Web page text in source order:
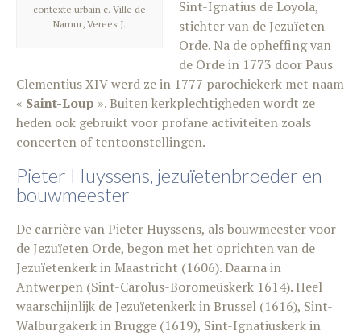
contexte urbain c. Ville de
Namur, Verees J.
Sint-Ignatius de Loyola,
stichter van de Jezuïeten
Orde. Na de opheffing van
de Orde in 1773 door Paus
Clementius XIV werd ze in 1777 parochiekerk met naam
« Saint-Loup ». Buiten kerkplechtigheden wordt ze
heden ook gebruikt voor profane activiteiten zoals
concerten of tentoonstellingen.
Pieter Huyssens, jezuïetenbroeder en
bouwmeester
De carrière van Pieter Huyssens, als bouwmeester voor
de Jezuïeten Orde, begon met het oprichten van de
Jezuïetenkerk in Maastricht (1606). Daarna in
Antwerpen (Sint-Carolus-Boromeüskerk 1614). Heel
waarschijnlijk de Jezuïetenkerk in Brussel (1616), Sint-
Walburgakerk in Brugge (1619), Sint-Ignatiuskerk in